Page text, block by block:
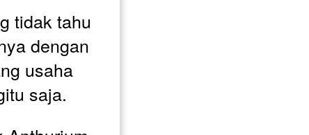
tidak tahu
dengan
usaha
saja.